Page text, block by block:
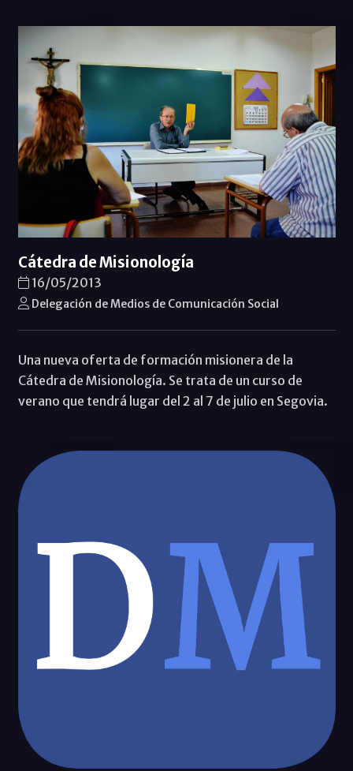
Cátedra de Misionología
16/05/2013
Delegación de Medios de Comunicación Social
Una nueva oferta de formación misionera de la
Cátedra de Misionología. Se trata de un curso de
verano que tendrá lugar del 2 al 7 de julio en Segovia.